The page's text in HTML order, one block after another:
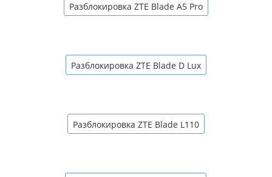
Разблокировка ZTE Blade A5 Pro
Разблокировка ZTE Blade D Lux
Разблокировка ZTE Blade L110